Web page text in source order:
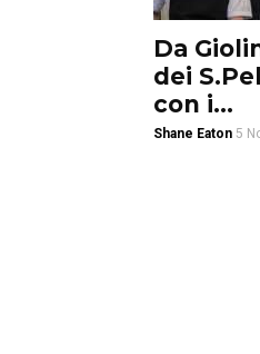
Da
dei
con i...
Shane Eaton 5